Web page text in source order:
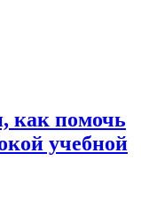
как помочь
учебной